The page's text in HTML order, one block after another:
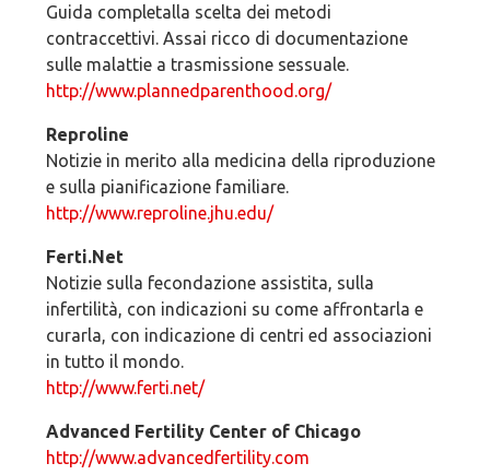
Guida completalla scelta dei metodi
contraccettivi. Assai ricco di documentazione
sulle malattie a trasmissione sessuale.
http://www.plannedparenthood.org/
Reproline
Notizie in merito alla medicina della riproduzione
e sulla pianificazione familiare.
http://www.reproline.jhu.edu/
Ferti.Net
Notizie sulla fecondazione assistita, sulla
infertilità, con indicazioni su come affrontarla e
curarla, con indicazione di centri ed associazioni
in tutto il mondo.
http://www.ferti.net/
Advanced Fertility Center of Chicago
http://www.advancedfertility.com